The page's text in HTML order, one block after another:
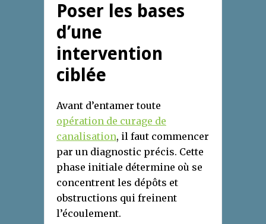
Poser les bases
d’une
intervention
ciblée
Avant d’entamer toute
opération de curage de
canalisation, il faut commencer
par un diagnostic précis. Cette
phase initiale détermine où se
concentrent les dépôts et
obstructions qui freinent
l’écoulement.